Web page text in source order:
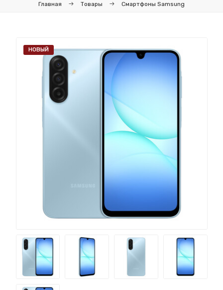
Главная Товары Смартфоны Samsung
НОВЫЙ